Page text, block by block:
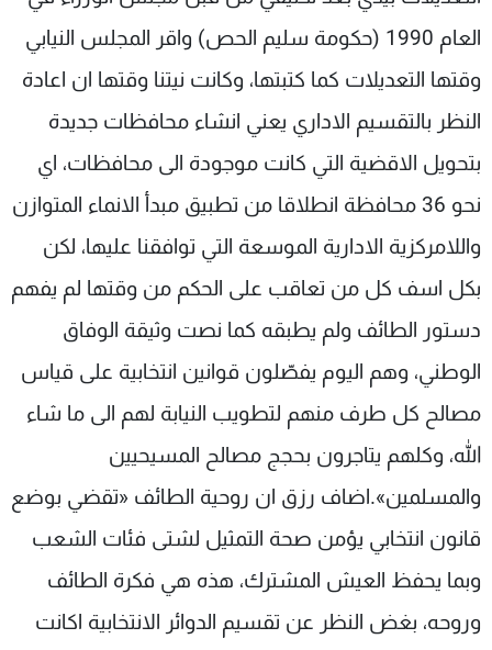
العام 1990 (حكومة سليم الحص) واقر المجلس النيابي
وقتها التعديلات كما كتبتها، وكانت نيتنا وقتها ان اعادة
النظر بالتقسيم الاداري يعني انشاء محافظات جديدة
بتحويل الاقضية التي كانت موجودة الى محافظات، اي
نحو 36 محافظة انطلاقا من تطبيق مبدأ الانماء المتوازن
واللامركزية الادارية الموسعة التي توافقنا عليها، لكن
بكل اسف كل من تعاقب على الحكم من وقتها لم يفهم
دستور الطائف ولم يطبقه كما نصت وثيقة الوفاق
الوطني، وهم اليوم يفصّلون قوانين انتخابية على قياس
مصالح كل طرف منهم لتطويب النيابة لهم الى ما شاء
الله، وكلهم يتاجرون بحجج مصالح المسيحيين
والمسلمين».اضاف رزق ان روحية الطائف «تقضي بوضع
قانون انتخابي يؤمن صحة التمثيل لشتى فئات الشعب
وبما يحفظ العيش المشترك، هذه هي فكرة الطائف
وروحه، بغض النظر عن تقسيم الدوائر الانتخابية اكانت